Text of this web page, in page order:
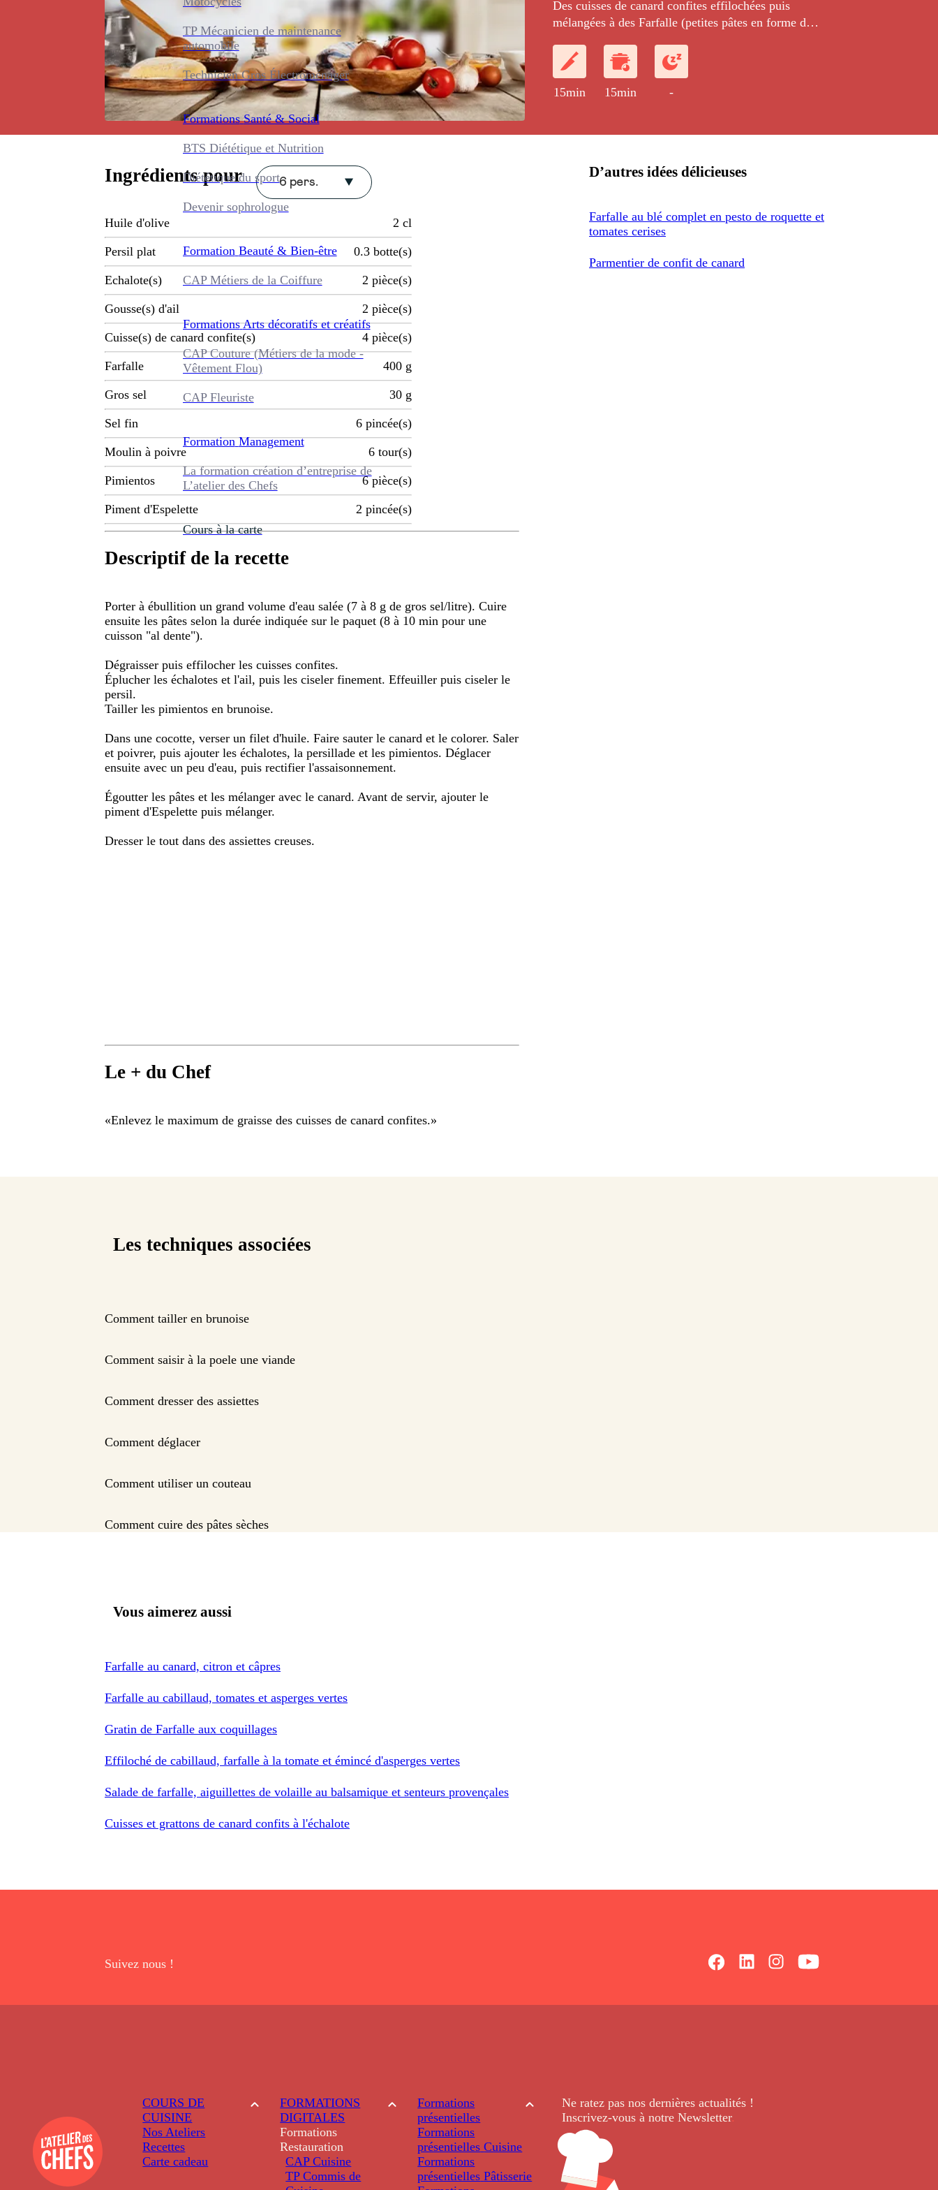
TP Mécanicien de maintenance
automobile
Technicien Gros Électroménager
Formations Santé & Social
BTS Diététique et Nutrition
Diététique du sport
Devenir sophrologue
Formation Beauté & Bien-être
CAP Métiers de la Coiffure
Formations Arts décoratifs et créatifs
CAP Couture (Métiers de la mode -
Vêtement Flou)
CAP Fleuriste
Formation Management
La formation création d’entreprise de
L’atelier des Chefs
Cours à la carte
Des cuisses de canard confites effilochées puis
mélangées à des Farfalle (petites pâtes en forme de
persillade.
15min 15min -
Ingrédients pour 6 pers.
Huile d'olive 2 cl
Persil plat 0.3 botte(s)
Echalote(s) 2 pièce(s)
Gousse(s) d'ail 2 pièce(s)
Cuisse(s) de canard confite(s) 4 pièce(s)
Farfalle 400 g
Gros sel 30 g
Sel fin 6 pincée(s)
Moulin à poivre 6 tour(s)
Pimientos 6 pièce(s)
Piment d'Espelette 2 pincée(s)
Descriptif de la recette
Porter à ébullition un grand volume d'eau salée (7 à 8 g de gros sel/litre). Cuire
ensuite les pâtes selon la durée indiquée sur le paquet (8 à 10 min pour une
cuisson "al dente").
Dégraisser puis effilocher les cuisses confites.
Éplucher les échalotes et l'ail, puis les ciseler finement. Effeuiller puis ciseler le
persil.
Tailler les pimientos en brunoise.
Dans une cocotte, verser un filet d'huile. Faire sauter le canard et le colorer. Saler
et poivrer, puis ajouter les échalotes, la persillade et les pimientos. Déglacer
ensuite avec un peu d'eau, puis rectifier l'assaisonnement.
Égoutter les pâtes et les mélanger avec le canard. Avant de servir, ajouter le
piment d'Espelette puis mélanger.
Dresser le tout dans des assiettes creuses.
Le + du Chef
«Enlevez le maximum de graisse des cuisses de canard confites.»
D’autres idées délicieuses
Farfalle au blé complet en pesto de roquette et
tomates cerises
Parmentier de confit de canard
Les techniques associées
Comment tailler en brunoise
Comment saisir à la poele une viande
Comment dresser des assiettes
Comment déglacer
Comment utiliser un couteau
Comment cuire des pâtes sèches
Vous aimerez aussi
Farfalle au canard, citron et câpres
Farfalle au cabillaud, tomates et asperges vertes
Gratin de Farfalle aux coquillages
Effiloché de cabillaud, farfalle à la tomate et émincé d'asperges vertes
Salade de farfalle, aiguillettes de volaille au balsamique et senteurs provençales
Cuisses et grattons de canard confits à l'échalote
Suivez nous !
COURS DE
CUISINE
Nos Ateliers
Recettes
Carte cadeau
FORMATIONS
DIGITALES
Formations
Restauration
CAP Cuisine
TP Commis de
Formations
présentielles
Formations
présentielles Cuisine
Formations
présentielles Pâtisserie
Ne ratez pas nos dernièresactualités !
Inscrivez-vous à notre Newsletter.